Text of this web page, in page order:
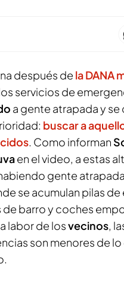
después de la DANA
servicios de
a gente atrapada y se
buscar a
. Como informan
en el video, a estas
gente atrapada
se acumulan pilas
de barro y coches
labor de losvecinos,
son menores de